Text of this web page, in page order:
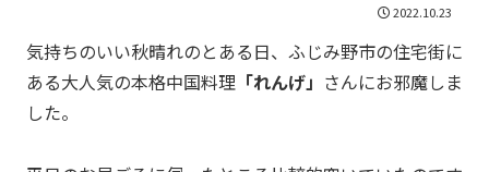
2022.10.23
気持ちのいい秋晴れのとある日、ふじみ野市の住宅街に
ある大人気の本格中国料理 「れんげ」 さんにお邪魔しま
した。